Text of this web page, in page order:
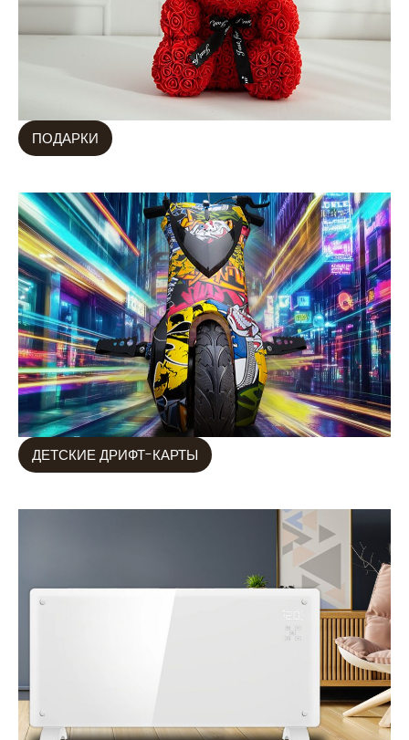
ПОДАРКИ
ДЕТСКИЕ ДРИФТ-КАРТЫ